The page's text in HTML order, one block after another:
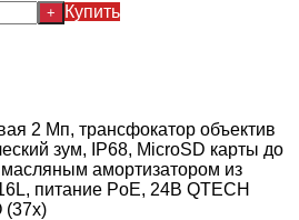
+ Купить
2 Мп, трансфокатор объектив
зум, IP68, MicroSD карты до
масляным амортизатором из
питание PoE, 24В QTECH
(37x)